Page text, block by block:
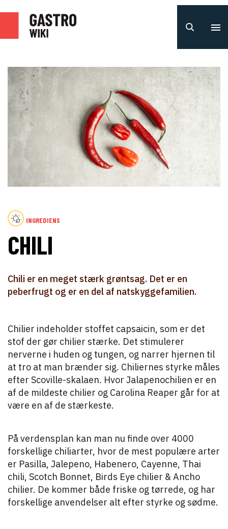
INGREDIENS
CHILI
Chili er en meget stærk grøntsag. Det er en
peberfrugt og er en del af natskyggefamilien.
Chilier indeholder stoffet capsaicin, som er det
stof der gør chilier stærke. Det stimulerer
nerverne i huden og tungen, og narrer hjernen til
at tro at man brænder sig. Chiliernes styrke måles
efter Scoville-skalaen. Hvor Jalapenochilien er en
af de mildeste chilier og Carolina Reaper går for at
være en af de stærkeste.
På verdensplan kan man nu finde over 4000
forskellige chiliarter, hvor de mest populære arter
er Pasilla, Jalepeno, Habenero, Cayenne, Thai
chili, Scotch Bonnet, Birds Eye chilier & Ancho
chilier. De kommer både friske og tørrede, og har
forskellige anvendelser alt efter styrke og sødme.